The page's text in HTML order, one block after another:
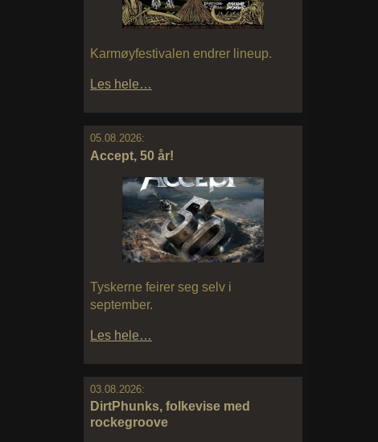
Karmøyfestivalen endrer lineup.
Les hele…
05.08.2026:
Accept, 50 år!
Tyskerne feirer seg selv i
september.
Les hele…
03.08.2026:
DirtPhunks, folkevise med
rockegroove